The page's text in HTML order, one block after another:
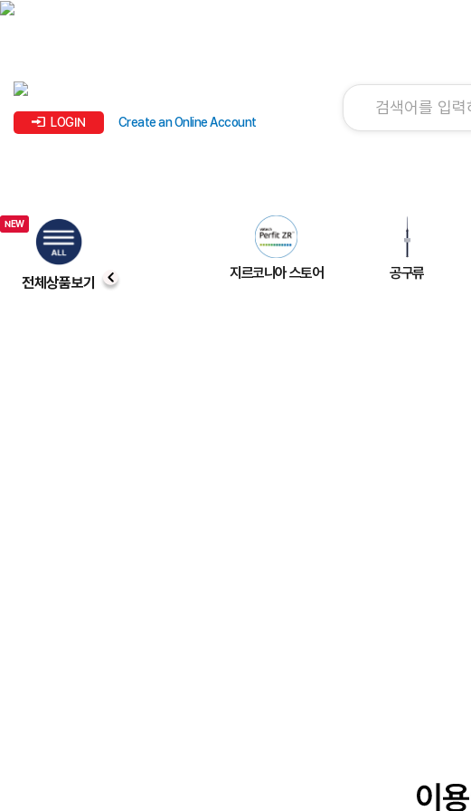
LOGIN Create an Online Account
전체상품보기
지르코니아 스토어 공구류